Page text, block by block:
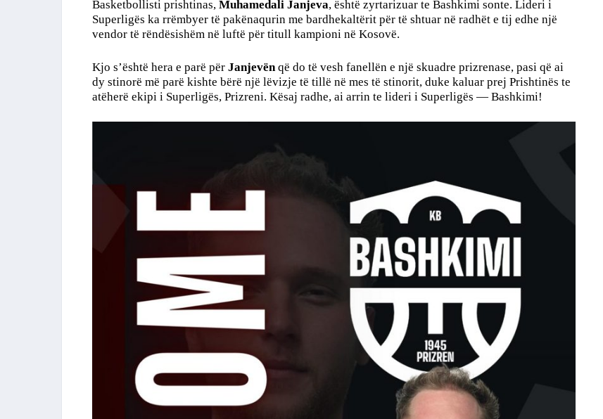
Basketbollisti prishtinas, Muhamedali Janjeva, është zyrtarizuar te Bashkimi sonte. Lideri i
Superligës ka rrëmbyer të pakënaqurin me bardhekaltërit për të shtuar në radhët e tij edhe një
vendor të rëndësishëm në luftë për titull kampioni në Kosovë.
Kjo s’është hera e parë për Janjevënqë do të vesh fanellën e një skuadre prizrenase, pasi që ai
dy stinorë më parë kishte bërë një lëvizje të tillë në mes të stinorit, duke kaluar prej Prishtinës te
atëherë ekipi i Superligës, Prizreni. Kësaj radhe, ai arrin te lideri i Superligës — Bashkimi!